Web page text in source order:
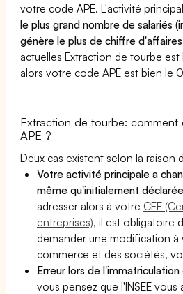
votre code APE. L'activité
le plus grand nombre de salariés
génère le plus de chiffre d'affaires
actuelles Extraction de tourbe
alors votre code APE est bien le
Extraction de tourbe:
APE ?
Deux cas existent selon la raison
Votre activité principale a
même qu'initialement
adresser alors à votre CFE
entreprises), il est obligatoire
demander une modification à
commerce et des sociétés,
Erreur lors de
vous pensez que l'INSEE vous